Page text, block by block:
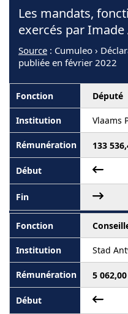
Les mandats,
exercés par
Source : Cumuleo ›
publiée en février 2022
Député
Vlaams
133
Stad
5